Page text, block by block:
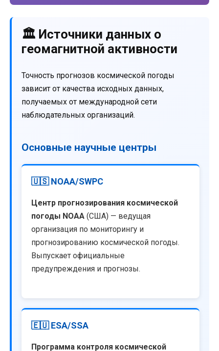
🏛️ Источники данных о
геомагнитной активности
Точность прогнозов космической погоды
зависит от качества исходных данных,
получаемых от международной сети
наблюдательных организаций.
Основные научные центры
🇺🇸 NOAA/SWPC
Центр прогнозирования космической
погоды NOAA (США) — ведущая
организация по мониторингу и
прогнозированию космической погоды.
Выпускает официальные
предупреждения и прогнозы.
🇪🇺 ESA/SSA
Программа контроля космической